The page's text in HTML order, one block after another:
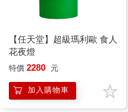
【任天堂】超級瑪利歐 食人
花夜燈
特價 2280 元
加入購物車